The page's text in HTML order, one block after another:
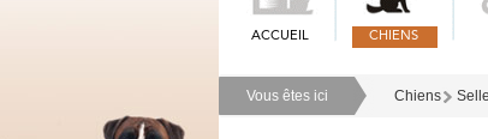
ACCUEIL CHIENS
Vous êtes ici Chiens